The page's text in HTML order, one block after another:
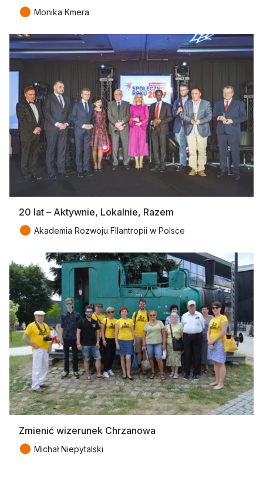
● Monika Kmera
20 lat – Aktywnie, Lokalnie, Razem
● Akademia Rozwoju FIlantropii w Polsce
Zmienić wizerunek Chrzanowa
● Michał Niepytalski